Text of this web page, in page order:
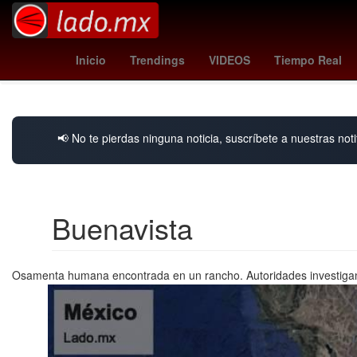
Inicio Trendings VIDEOS Tiempo Real
Sadam Husein Aeropuerto Internacional de
Día de
📢 No te pierdas ninguna noticia, suscríbete a nuestras
Buenavista
Osamenta humana encontrada en un rancho. Autoridades